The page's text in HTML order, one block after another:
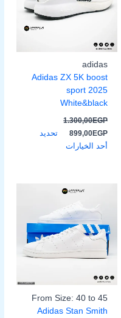
adidas
Adidas ZX 5K boost
sport 2025
White&black
1.300,00EGP
899,00EGP
تحديد
أحد الخيارات
المختلفة
لهذا
المنتج.
From Size: 40 to 45
Adidas Stan Smith
1.200,00EGP.
السعر
الحالي
هو:
900,00EGP.
من
الأشكال
المختلفة
لهذا